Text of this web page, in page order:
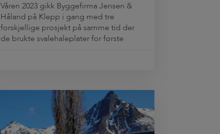
Våren 2023 gikk Byggefirma Jensen &
Håland på Klepp i gang med tre
forskjellige prosjekt på samme tid der
de brukte svalehaleplater for første
renoveringsprosjekter. Enebolig med
vannbåren gulvvarme og slipt betong